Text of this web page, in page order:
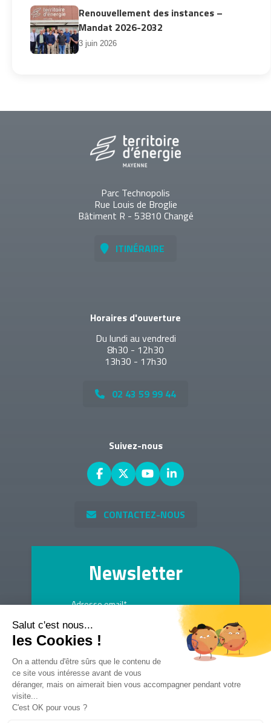
Renouvellement des instances –
Mandat 2026-2032
3 juin 2026
Parc Technopolis
Rue Louis de Broglie
Bâtiment R - 53810 Changé
ITINÉRAIRE
Horaires d'ouverture
Du lundi au vendredi
8h30 - 12h30
13h30 - 17h30
02 43 59 99 44
Suivez-nous
CONTACTEZ-NOUS
Newsletter
Adresse email*